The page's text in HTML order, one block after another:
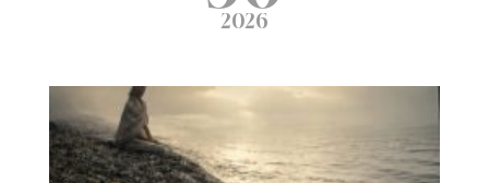
2026